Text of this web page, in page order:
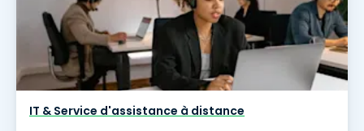
IT & Service d'assistance à distance